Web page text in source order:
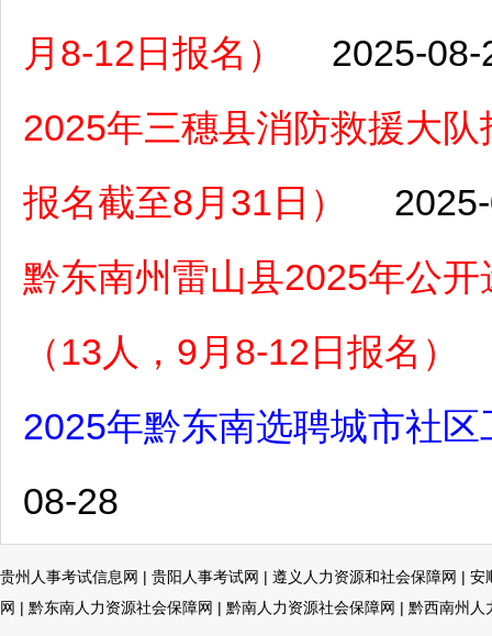
月8-12日报名）
2025-08-
2025年三穗县消防救援大
报名截至8月31日）
黔东南州雷山县2025年公
（13人，9月8-12日报名）
2025年黔东南选聘城市社
08-28
贵州人事考试信息网 | 贵阳人事考试网 | 遵义人力资源和社会保障网 | 安
网 | 黔东南人力资源社会保障网 | 黔南人力资源社会保障网 | 黔西南州人